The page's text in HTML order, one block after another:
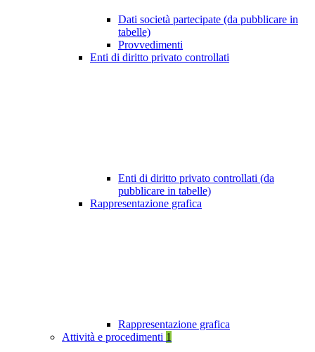
Dati società partecipate (da pubblicare in
tabelle)
Provvedimenti
Enti di diritto privato controllati
Enti di diritto privato controllati (da
pubblicare in tabelle)
Rappresentazione grafica
Rappresentazione grafica
Attività e procedimenti 1